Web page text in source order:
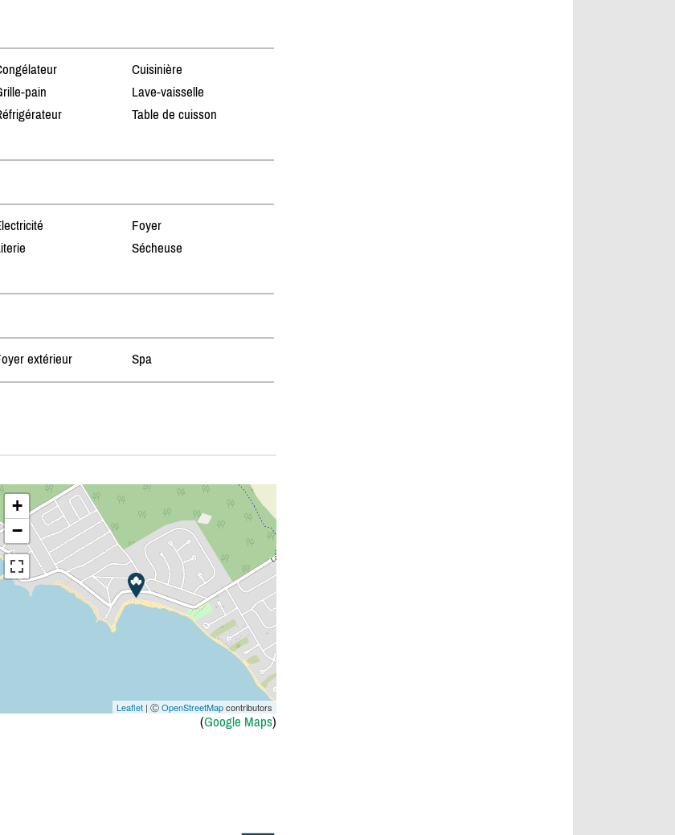
Cuisinière
pain
Lave-vaisselle
Table de cuisson
Foyer
Sécheuse
extérieur Spa
+
−
Leaflet| ⒸOpenStreetMapcontributors
(Google Maps)